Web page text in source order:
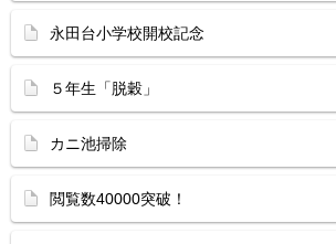
永田台小学校開校記念
５年生「脱穀」
カニ池掃除
閲覧数40000突破！